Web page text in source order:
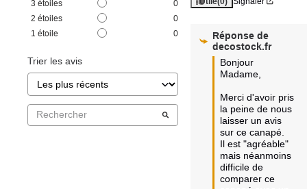
3 étoiles
0
2 étoiles
0
1 étoile 0
Trier les avis
Réponse de
decostock.fr
Bonjour
Madame,
Merci d'avoir pris
la peine de nous
laisser un avis
sur ce canapé.
Il est "agréable"
mais néanmoins
difficile de
comparer ce